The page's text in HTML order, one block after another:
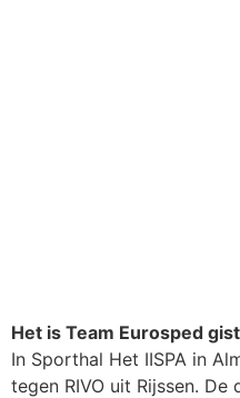
Het is Team Eurosped
In Sporthal Het IISPA in
tegen RIVO uit Rijssen.